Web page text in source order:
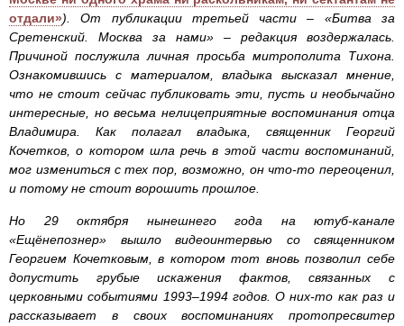
отдали»). От публикации третьей части – «Битва за
Сретенский. Москва за нами» – редакция воздержалась.
Причиной послужила личная просьба митрополита Тихона.
Ознакомившись с материалом, владыка высказал мнение,
что не стоит сейчас публиковать эти, пусть и необычайно
интересные, но весьма нелицеприятные воспоминания отца
Владимира. Как полагал владыка, священник Георгий
Кочетков, о котором шла речь в этой части воспоминаний,
мог измениться с тех пор, возможно, он что-то переоценил,
и потому не стоит ворошить прошлое.
Но 29 октября нынешнего года на ютуб-канале
«Ещёнепознер» вышло видеоинтервью со священником
Георгием Кочетковым, в котором тот вновь позволил себе
допустить грубые искажения фактов, связанных с
церковными событиями 1993–1994 годов. О них-то как раз и
рассказывает в своих воспоминаниях протопресвитер